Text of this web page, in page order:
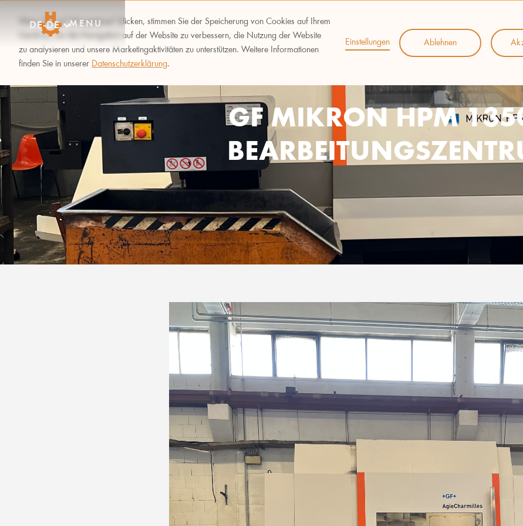
Wenn Sie auf "Akzeptieren" klicken, stimmen Sie der Speicherung von Cookies auf Ihrem
Gerät zu, um die Navigation auf der Website zu verbessern, die Nutzung der Website
zu analysieren und unsere Marketingaktivitäten zu unterstützen. Weitere Informationen
finden Sie in unserer Datenschutzerklärung.
Einstellungen Ablehnen
MENU
DE-DE
GF MIKRON HPM